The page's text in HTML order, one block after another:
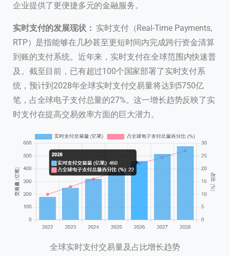
企业提供了更便捷多元的金融服务。
实时支付的发展现状： 实时支付（Real-Time Payments,
RTP）是指能够在几秒甚至更短时间内完成跨行资金清算
到账的支付系统。近年来，实时支付在全球范围内快速普
及。截至目前，已有超过100个国家部署了实时支付系
统，预计到2028年全球实时支付交易量将达到5750亿
笔，占全球电子支付总量的27%。这一增长趋势反映了实
时支付在提高交易效率方面的巨大潜力。
全球实时支付交易量及占比增长趋势